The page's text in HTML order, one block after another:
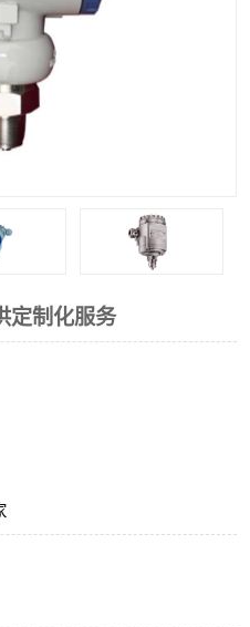
定制化服务
液位计传感器定制
物位计
测漏仪